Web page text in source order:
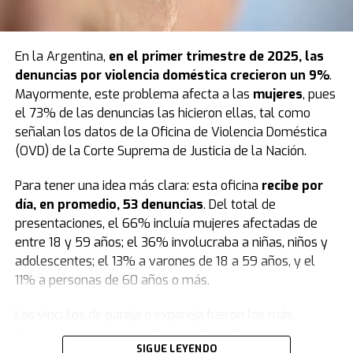
“Tú y yo para siempre”
La tatuadora escribió en noviembre de 2024, cuando
nació su hijo, que el niño había sido “el mejor regalo que
le dio Dios”.
“Ahora somos tú y yo para siempre”, concluyó la mujer,
ahora acusada de haber envenenado a su hijo con
raticida.
Fuente: TN
de la mano a Victoria, lo único que recuerda es
de un auto”.
“Cuando siento ese reflejo, veo que el vehículo quería
chocar a una moto, perdió el control y se vino contra
mí.Le pegó a 120 kilometros por hora a Victoria y me la
sacó de la mano.Voló un montón de metrosy la
pegó contra otro auto. Mi cabeza miró eso, no miré al
resto. Corrí para donde ella quedó y pensé que estaba
muerta”, relató.
Diego fue a asistir de inmediato a su hija Victoria y
casualmente pasaba por el lugar una ambulancia que
la atendió: “Estuvo inconsciente unos minutos”. Cuando
los médicos empezaron a tratar a la nena, se le vinieron
a la mente Tania y Agustina. “¿Por qué no vienen?“
En ese instante, fue al auto y se encontró con la
En la Argentina, en el primer trimestre de 2025, las
denuncias porviolencia domésticacrecieron un 9%.
Mayormente, este problema afecta a las mujeres, pues
el 73% de las denuncias las hicieron ellas, tal como
señalan los datos de la Oficina de Violencia Doméstica
(OVD) de la Corte Suprema de Justicia de la Nación.
Para tener una idea más clara: esta oficina recibe por
día, en promedio, 53 denuncias. Del total de
presentaciones, el 66% incluía mujeres afectadas de
entre 18 y 59 años; el 36% involucraba a niñas, niños y
adolescentes; el 13% a varones de 18 a 59 años, y el
11% a personas de 60 años o más.
frecuentes entre las personas afectadas y las
SIGUE LEYENDO